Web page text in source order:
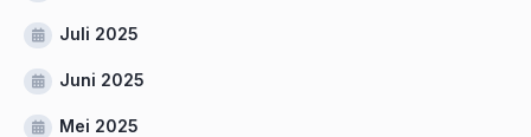
Juli 2025
Juni 2025
Mei 2025